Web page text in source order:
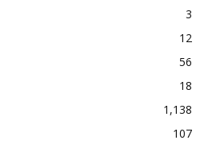
3
12
56
18
1,138
107